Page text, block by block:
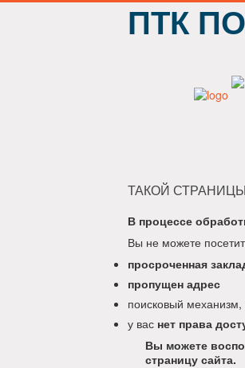
ПТК
ТАКОЙ
В процессе
Вы не можете
просроченная
пропущен адрес
поисковый механизм,
у вас нет права
Вы можете
страницу сайта.